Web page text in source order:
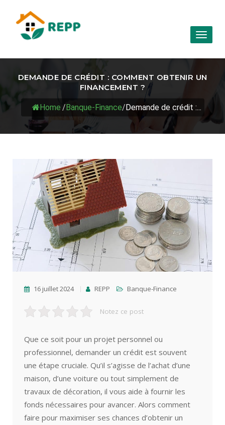
Toggle
DEMANDE DE CRÉDIT : COMMENT OBTENIR UN
FINANCEMENT ?
Home /Banque-Finance/Demande de crédit :...
16 juillet 2024 REPP Banque-Finance
Notez ce post
Que ce soit pour un projet personnel ou
professionnel, demander un crédit est souvent
une étape cruciale. Qu’il s’agisse de l’achat d’une
maison, d’une voiture ou tout simplement de
travaux de décoration, il vous aide à fournir les
fonds nécessaires pour avancer. Alors comment
faire pour maximiser ses chances d’obtenir un